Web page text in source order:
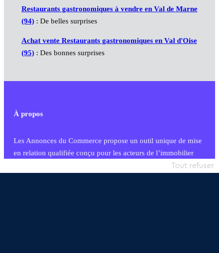
Restaurants gastronomiques à vendre en Val de Marne
(94): De belles surprises
Achat vente Restaurants gastronomiques en Val d'Oise
(95): Des bonnes surprises
À propos
Les Annonces du Commerce propose un outil unique de mise
en relation qualifiée conçu pour les acteurs de l’immobilier
commercial et les collectivités territoriales, simple et intégrant
Tout refuser